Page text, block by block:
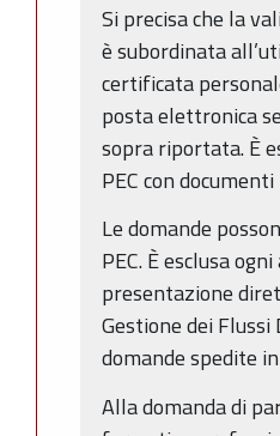
Si precisa che la
è subordinata
certificata
posta elettronica
sopra riportata. È
PEC con
Le domande
PEC. È esclusa
presentazione
Gestione dei
domande spedite
Alla domanda di